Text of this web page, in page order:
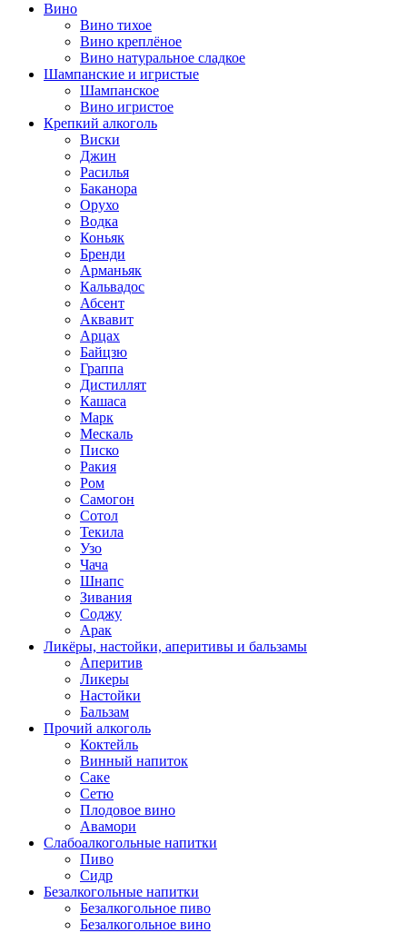
Вино
Вино тихое
Вино креплёное
Вино натуральное сладкое
Шампанские и игристые
Шампанское
Вино игристое
Крепкий алкоголь
Виски
Джин
Расилья
Баканора
Орухо
Водка
Коньяк
Бренди
Арманьяк
Кальвадос
Абсент
Аквавит
Арцах
Байцзю
Граппа
Дистиллят
Кашаса
Марк
Мескаль
Писко
Ракия
Ром
Самогон
Сотол
Текила
Узо
Чача
Шнапс
Зивания
Соджу
Арак
Ликёры, настойки, аперитивы и бальзамы
Аперитив
Ликеры
Настойки
Бальзам
Прочий алкоголь
Коктейль
Винный напиток
Саке
Сетю
Плодовое вино
Авамори
Слабоалкогольные напитки
Пиво
Сидр
Безалкогольные напитки
Безалкогольное пиво
Безалкогольное вино